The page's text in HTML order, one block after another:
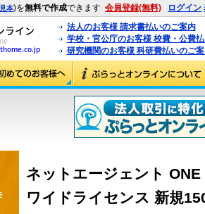
見本)を無料で作成できます 会員登録(無料) ログイン
法人のお客様 請求書払いのご案内
学校・官公庁のお客様 校費・公費
研究機関のお客様 科研費払いのご
ネットエージェント
ワイドライセンス 新規